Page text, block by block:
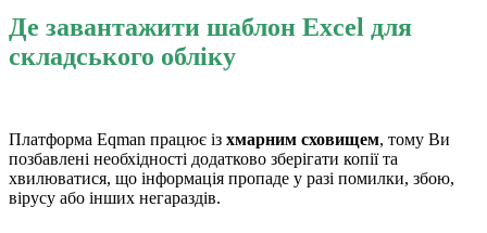
Де завантажити шаблон Excel для
складського обліку
Платформа Eqman працює із хмарним сховищем, тому Ви
позбавлені необхідності додатково зберігати копії та
хвилюватися, що інформація пропаде у разі помилки, збою,
вірусу або інших негараздів.